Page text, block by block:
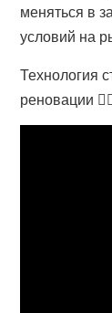
меняться в
условий на
Технология
реновации